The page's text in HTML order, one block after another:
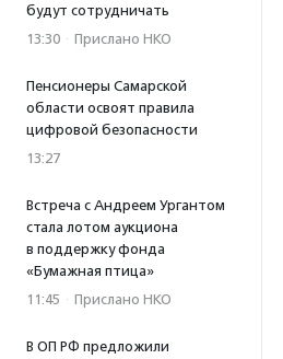
будут сотрудничать
13:30 · Прислано НКО
Пенсионеры Самарской
области освоят правила
цифровой безопасности
13:27
Встреча с Андреем Ургантом
стала лотом аукциона
в поддержку фонда
«Бумажная птица»
11:45 · Прислано НКО
В ОП РФ предложили